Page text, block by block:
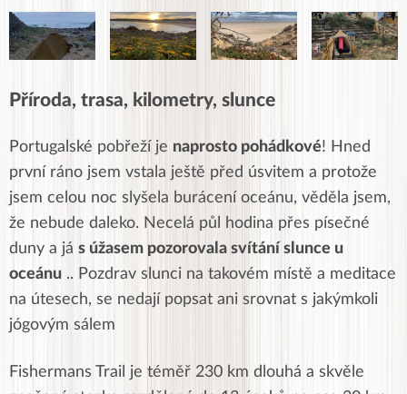
Příroda, trasa, kilometry, slunce
Portugalské pobřeží je naprosto pohádkové! Hned
první ráno jsem vstala ještě před úsvitem a protože
jsem celou noc slyšela burácení oceánu, věděla jsem,
že nebude daleko. Necelá půl hodina přes písečné
duny a já s úžasem pozorovala svítání slunce u
oceánu .. Pozdrav slunci na takovém místě a meditace
na útesech, se nedají popsat ani srovnat s jakýmkoli
jógovým sálem
Fishermans Trail je téměř 230 km dlouhá a skvěle